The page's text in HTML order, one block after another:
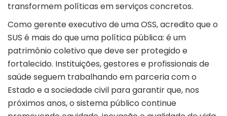
transformem políticas em serviços concretos.
Como gerente executivo de uma OSS, acredito que o
SUS é mais do que uma política pública: é um
patrimônio coletivo que deve ser protegido e
fortalecido. Instituições, gestores e profissionais de
saúde seguem trabalhando em parceria com o
Estado e a sociedade civil para garantir que, nos
próximos anos, o sistema público continue